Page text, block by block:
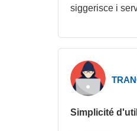
siggerisce i
Simplicité